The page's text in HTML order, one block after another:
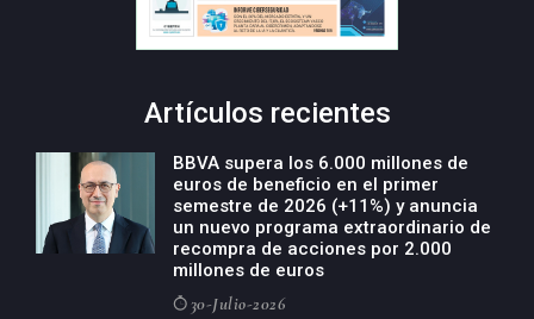
Artículos recientes
BBVA supera los 6.000 millones de
euros de beneficio en el primer
semestre de 2026 (+11%) y anuncia
un nuevo programa extraordinario de
recompra de acciones por 2.000
millones de euros
30-Julio-2026